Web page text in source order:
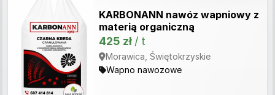
KARBONANN nawóz wapniowy z
materią organiczną
425 zł / t
Morawica, Świętokrzyskie
Wapno nawozowe